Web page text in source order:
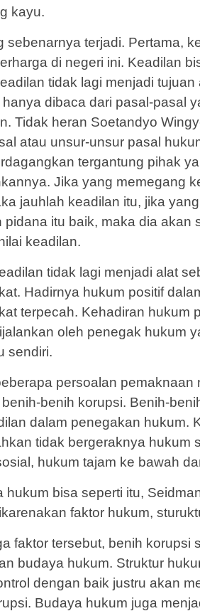
kayu.
sebenarnya terjadi. Pertama,
di negeri ini. Keadilan
tidak lagi menjadi
dibaca dari pasal-pasal
Tidak heran Soetandyo
atau unsur-unsur pasal
tergantung pihak
Jika yang memegang
jauhlah keadilan itu, jika
pidana itu baik, maka dia akan
keadilan.
tidak lagi menjadi alat
Hadirnya hukum positif
terpecah. Kehadiran hukum
oleh penegak hukum
sendiri.
persoalan pemaknaan
benih korupsi. Benih-
dalam penegakan hukum.
tidak bergeraknya hukum
hukum tajam ke bawah
hukum bisa seperti itu,
faktor hukum,
faktor tersebut, benih korupsi
budaya hukum. Struktur
dengan baik justru akan
Budaya hukum juga